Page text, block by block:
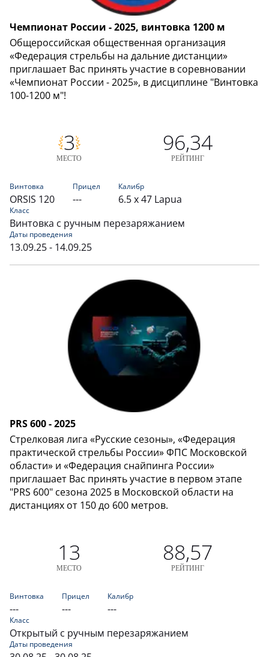
Чемпионат России - 2025, винтовка 1200 м
Общероссийская общественная организация
«Федерация стрельбы на дальние дистанции»
приглашает Вас принять участие в соревновании
«Чемпионат России - 2025», в дисциплине "Винтовка
100-1200 м"!
3
МЕСТО
96,34
РЕЙТИНГ
Винтовка
ORSIS 120
Прицел
---
Калибр
6.5 x 47 Lapua
Класс
Винтовка с ручным перезаряжанием
Даты проведения
13.09.25 - 14.09.25
PRS 600 - 2025
Стрелковая лига «Русские сезоны», «Федерация
практической стрельбы России» ФПС Московской
области» и «Федерация снайпинга России»
приглашает Вас принять участие в первом этапе
"PRS 600" сезона 2025 в Московской области на
дистанциях от 150 до 600 метров.
13
МЕСТО
88,57
РЕЙТИНГ
Винтовка
---
Прицел
---
Калибр
---
Класс
Открытый с ручным перезаряжанием
Даты проведения